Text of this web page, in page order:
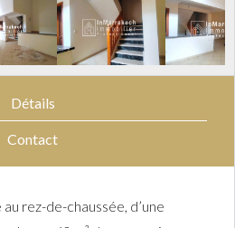
Détails
Contact
rez-de-chaussée, d’une